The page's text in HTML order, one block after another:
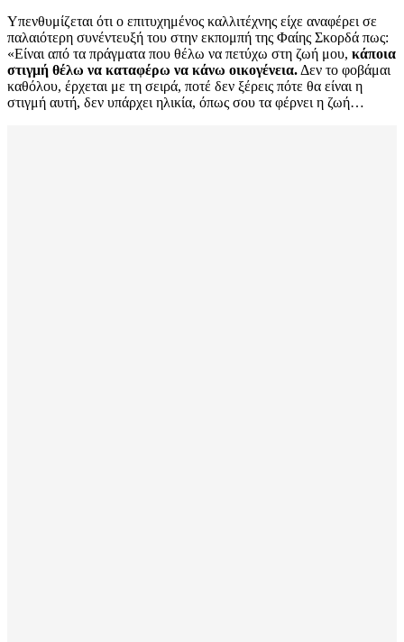
Υπενθυμίζεται ότι ο επιτυχημένος καλλιτέχνης είχε αναφέρει σε
παλαιότερη συνέντευξή του στην εκπομπή της Φαίης Σκορδά πως:
«Είναι από τα πράγματα που θέλω να πετύχω στη ζωή μου, κάποια
στιγμή θέλω να καταφέρω να κάνω οικογένεια. Δεν το φοβάμαι
καθόλου, έρχεται με τη σειρά, ποτέ δεν ξέρεις πότε θα είναι η
στιγμή αυτή, δεν υπάρχει ηλικία, όπως σου τα φέρνει η ζωή…